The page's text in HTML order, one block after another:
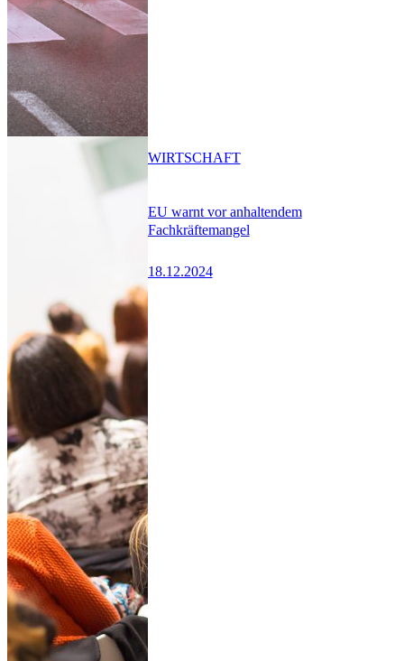
EU warnt vor anhaltendem
Fachkräftemangel
18.12.2024
WIRTSCHAFT